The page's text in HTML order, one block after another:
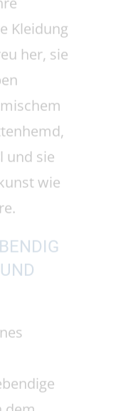
sie
wie
dem
zur